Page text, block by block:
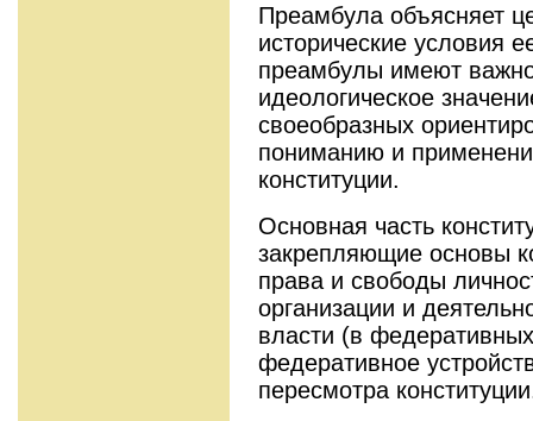
Преамбула объясняет
исторические условия
преамбулы имеют
идеологическое
своеобразных
пониманию и
конституции.
Основная часть
закрепляющие основы
права и свободы
организации и
власти (в
федеративное
пересмотра